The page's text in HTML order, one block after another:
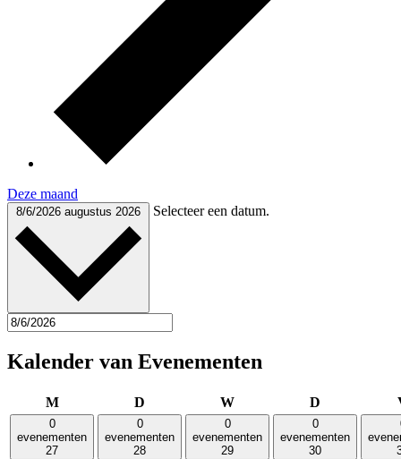
Deze maand
8/6/2026 augustus 2026 Selecteer een datum.
Kalender van Evenementen
Mmaandag D Wwoensdag D
0
evenementen
27
0
evenementen
28
0
evenementen
29
0
evenementen
30